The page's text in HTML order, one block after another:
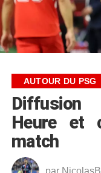
AUTOUR DU PSG
Diffusion
Heure et
match
par NicolasB